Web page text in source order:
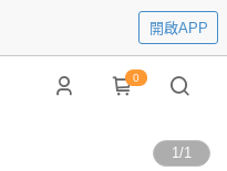
開啟APP
0
1/1